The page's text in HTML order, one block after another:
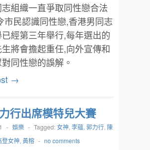
組織一直爭取同性戀合法
市民認識同性戀,香港男同志
經第三年舉行,每年選出的
將會擔起重任,向外宣傳和
同性戀的誤解。
→
行出席模特兒大賽
- 娛樂 - Tagged:女神, 李蘊, 郭力行, 陳
登女神, 黃榕 - no comments